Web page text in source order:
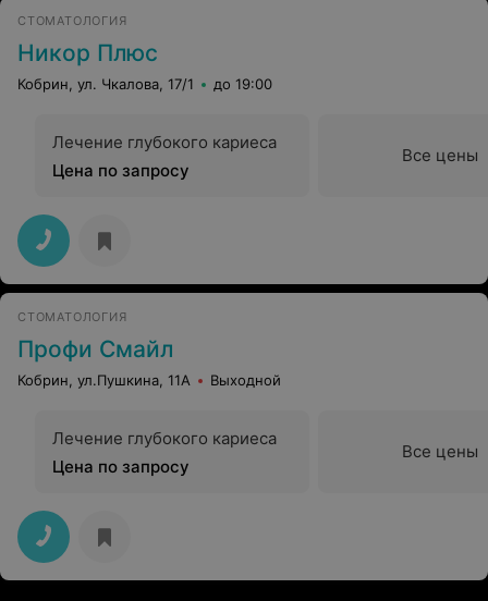
СТОМАТОЛОГИЯ
Никор Плюс
Кобрин, ул. Чкалова, 17/1 до 19:00
Лечение глубокого кариеса
Цена по запросу
Все цены
СТОМАТОЛОГИЯ
Профи Смайл
Кобрин, ул.Пушкина, 11А Выходной
Лечение глубокого кариеса
Цена по запросу
Все цены